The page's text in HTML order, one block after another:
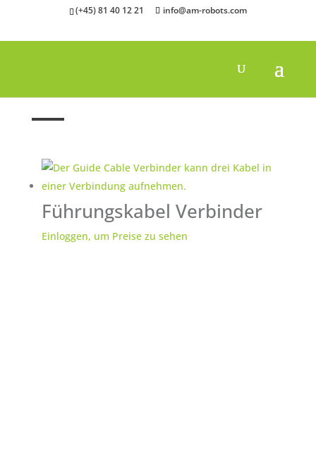
(+45) 81 40 12 21 info@am-robots.com
Führungskabel Verbinder
Einloggen, um Preise zu sehen